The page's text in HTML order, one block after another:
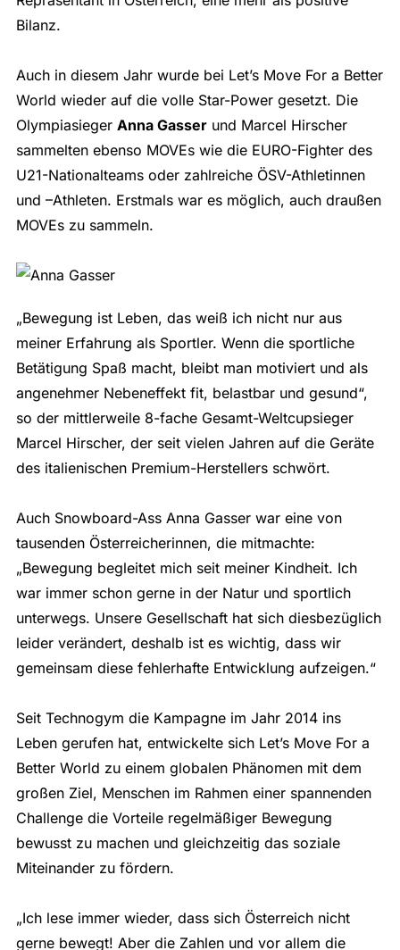
Bilanz.
Auch in diesem Jahr wurde bei Let’s Move For a Better
World wieder auf die volle Star-Power gesetzt. Die
Olympiasieger Anna Gasserund Marcel Hirscher
sammelten ebenso MOVEs wie die EURO-Fighter des
U21-Nationalteams oder zahlreiche ÖSV-Athletinnen
und –Athleten. Erstmals war es möglich, auch draußen
MOVEs zu sammeln.
„Bewegung ist Leben, das weiß ich nicht nur aus
meiner Erfahrung als Sportler. Wenn die sportliche
Betätigung Spaß macht, bleibt man motiviert und als
angenehmer Nebeneffekt fit, belastbar und gesund“,
so der mittlerweile 8-fache Gesamt-Weltcupsieger
Marcel Hirscher, der seit vielen Jahren auf die Geräte
des italienischen Premium-Herstellers schwört.
Auch Snowboard-Ass Anna Gasser war eine von
tausenden Österreicherinnen, die mitmachte:
„Bewegung begleitet mich seit meiner Kindheit. Ich
war immer schon gerne in der Natur und sportlich
unterwegs. Unsere Gesellschaft hat sich diesbezüglich
leider verändert, deshalb ist es wichtig, dass wir
gemeinsam diese fehlerhafte Entwicklung aufzeigen.“
Seit Technogym die Kampagne im Jahr 2014 ins
Leben gerufen hat, entwickelte sich Let’s Move For a
Better World zu einem globalen Phänomen mit dem
großen Ziel, Menschen im Rahmen einer spannenden
Challenge die Vorteile regelmäßiger Bewegung
bewusst zu machen und gleichzeitig das soziale
Miteinander zu fördern.
„Ich lese immer wieder, dass sich Österreich nicht
gerne bewegt! Aber die Zahlen und vor allem die